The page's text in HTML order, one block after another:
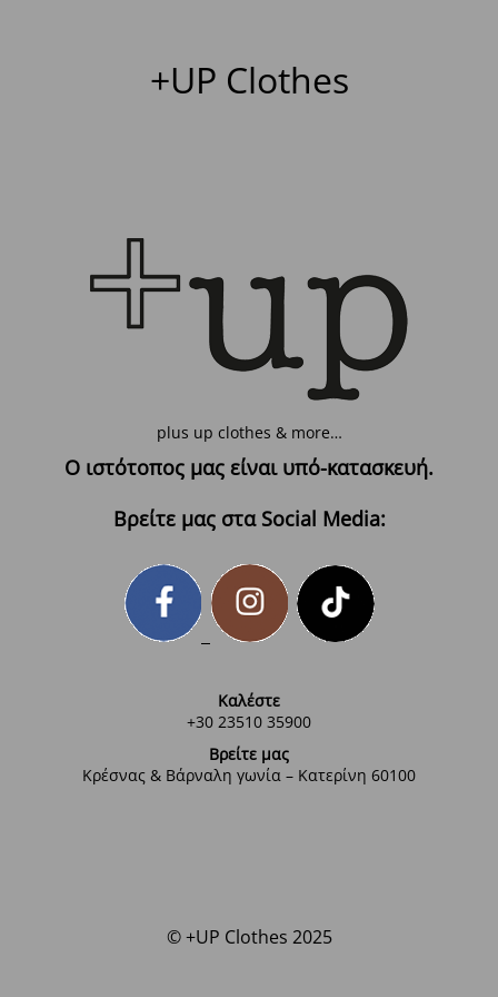
+UP Clothes
plus up clothes & more…
Ο ιστότοπος μας είναι υπό-κατασκευή.
Βρείτε μας στα Social Media:
Καλέστε
+30 23510 35900
Βρείτε μας
Κρέσνας & Βάρναλη γωνία – Κατερίνη 60100
© +UP Clothes 2025